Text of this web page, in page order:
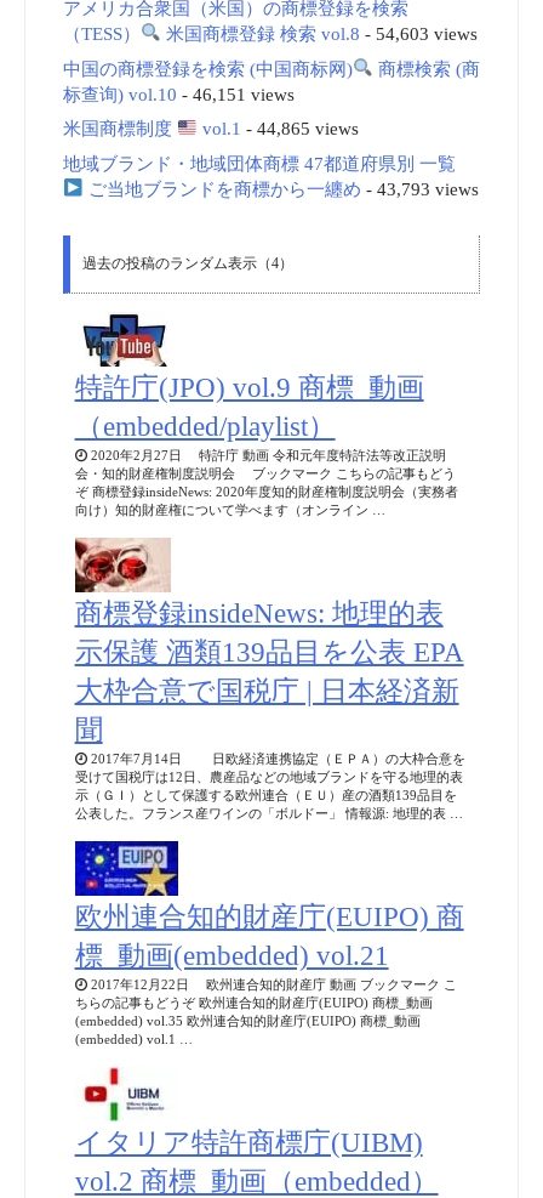
アメリカ合衆国（米国）の商標登録を検索
（TESS）
米国商標登録 検索 vol.8 - 54,603 views
中国の商標登録を検索 (中国商标网)
商標検索 (商
标查询) vol.10 - 46,151 views
米国商標制度
vol.1 - 44,865 views
地域ブランド・地域団体商標 47都道府県別 一覧
ご当地ブランドを商標から一纏め - 43,793 views
過去の投稿のランダム表示（4）
特許庁(JPO) vol.9 商標_動画
（embedded/playlist）
2020年2月27日 特許庁 動画 令和元年度特許法等改正説明
会・知的財産権制度説明会 ブックマーク こちらの記事もどう
ぞ 商標登録insideNews: 2020年度知的財産権制度説明会（実務者
向け）知的財産権について学べます（オンライン …
商標登録insideNews: 地理的表
示保護 酒類139品目を公表 EPA
大枠合意で国税庁 | 日本経済新
聞
2017年7月14日 日欧経済連携協定（ＥＰＡ）の大枠合意を
受けて国税庁は12日、農産品などの地域ブランドを守る地理的表
示（ＧＩ）として保護する欧州連合（ＥＵ）産の酒類139品目を
公表した。フランス産ワインの「ボルドー」 情報源: 地理的表 …
欧州連合知的財産庁(EUIPO) 商
標_動画(embedded) vol.21
2017年12月22日 欧州連合知的財産庁 動画 ブックマーク こ
ちらの記事もどうぞ 欧州連合知的財産庁(EUIPO) 商標_動画
(embedded) vol.35 欧州連合知的財産庁(EUIPO) 商標_動画
(embedded) vol.1 …
イタリア特許商標庁(UIBM)
vol.2 商標_動画（embedded）